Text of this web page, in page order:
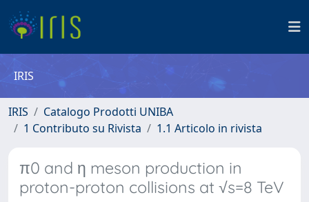
IRIS
IRIS
Catalogo Prodotti UNIBA
1 Contributo su Rivista
1.1 Articolo in rivista
π0 and η meson production in
proton-proton collisions at √s=8 TeV